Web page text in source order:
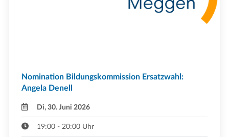
Nomination Bildungskommission Ersatzwahl:
Angela Denell
Di, 30. Juni 2026
19:00 - 20:00 Uhr